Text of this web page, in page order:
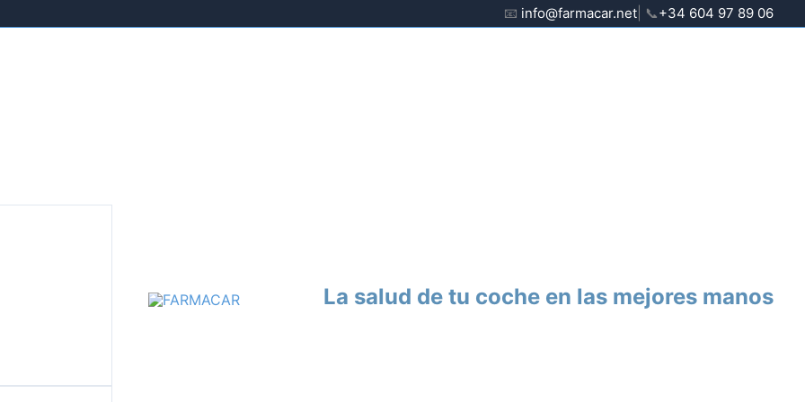
📧 info@farmacar.net | 📞+34 604 97 89 06
La salud de tu coche en las mejores manos